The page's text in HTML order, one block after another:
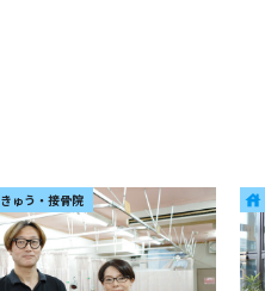
ゅう・接骨院 house